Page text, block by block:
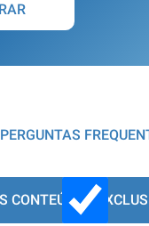
PERGUNTAS
CONTEÚDOS